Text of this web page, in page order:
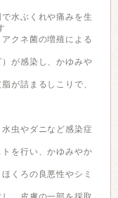
水ぶくれや痛みを生
クネ菌の増殖による
が感染し、かゆみや
が詰まるしこりで、
虫やダニなど感染症
を行い、かゆみやか
くろの良悪性やシミ